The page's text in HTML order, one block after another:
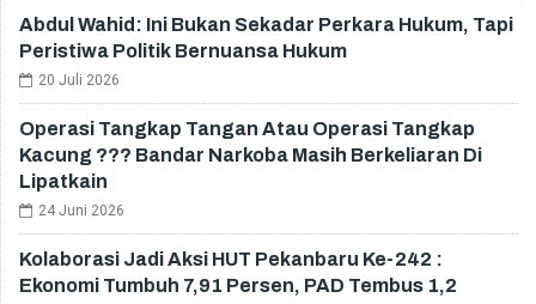
Abdul Wahid: Ini Bukan Sekadar Perkara Hukum, Tapi
Peristiwa Politik Bernuansa Hukum
20 Juli 2026
Operasi Tangkap Tangan Atau Operasi Tangkap
Kacung ??? Bandar Narkoba Masih Berkeliaran Di
Lipatkain
24 Juni 2026
Kolaborasi Jadi Aksi HUT Pekanbaru Ke-242 :
Ekonomi Tumbuh 7,91 Persen, PAD Tembus 1,2